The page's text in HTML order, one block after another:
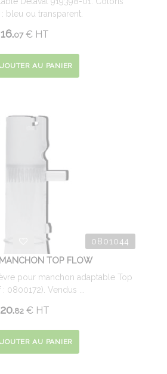
bleu ou transparent.
16.07 €HT
AU PANIER
0801044
TOP FLOW
pour manchon adaptable Top
0800172). Vendus ...
20.82 €HT
AU PANIER